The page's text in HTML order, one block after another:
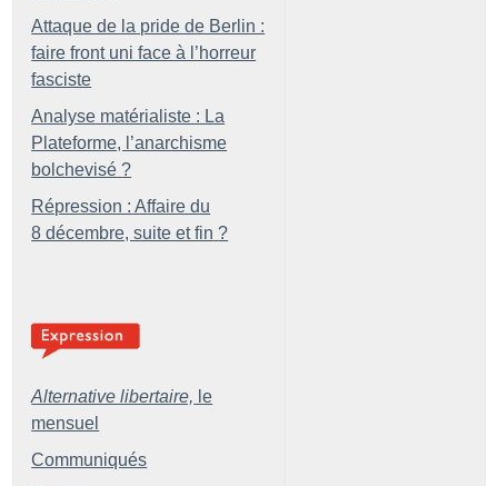
Attaque de la pride de Berlin :
faire front uni face à l’horreur
fasciste
Analyse matérialiste : La
Plateforme, l’anarchisme
bolchevisé ?
Répression : Affaire du
8 décembre, suite et fin ?
Alternative libertaire, le
mensuel
Communiqués